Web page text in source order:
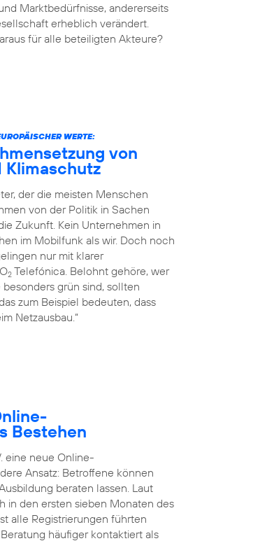
Marktbedürfnisse, andererseits
erheblich verändert.
für alle beteiligten Akteure?
WERTE:
von
der die meisten Menschen
von der Politik in Sachen
Zukunft. Kein Unternehmen in
im Mobilfunk als wir. Doch noch
nur mit klarer
2 Telefónica. Belohnt gehöre, wer
grün sind, sollten
zum Beispiel bedeuten, dass
Netzausbau.“
Bestehen
eine neue Online-
Ansatz: Betroffene können
beraten lassen. Laut
in den ersten sieben Monaten des
alle Registrierungen führten
häufiger kontaktiert als